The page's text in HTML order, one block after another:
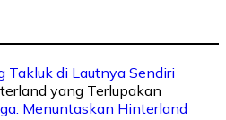
Takluk di Lautnya Sendiri
Menuntaskan Hinterland